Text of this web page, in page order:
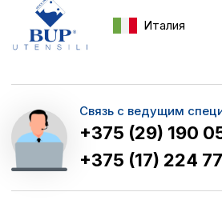
Италия
Связь с ведущим
+375 (29) 190
+375 (17) 224